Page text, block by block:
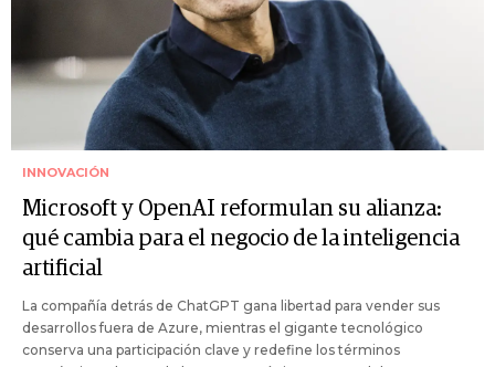
INNOVACIÓN
Microsoft y OpenAI reformulan su alianza:
qué cambia para el negocio de la inteligencia
artificial
La compañía detrás de ChatGPT gana libertad para vender sus
desarrollos fuera de Azure, mientras el gigante tecnológico
conserva una participación clave y redefine los términos